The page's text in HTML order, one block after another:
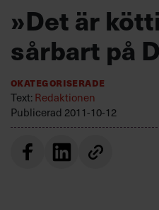
Annonsera
Utbildning för
Populära
»Det är
sårbart på
Okategoriserade
Text:Redaktionen
Publicerad 2011-10-12